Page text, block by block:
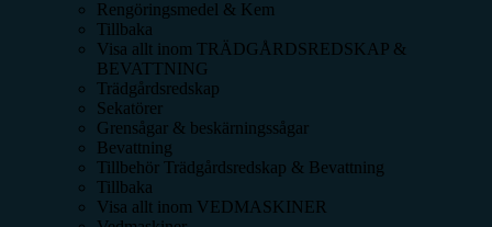
Rengöringsmedel & Kem
Tillbaka
Visa allt inom TRÄDGÅRDSREDSKAP &
BEVATTNING
Trädgårdsredskap
Sekatörer
Grensågar & beskärningssågar
Bevattning
Tillbehör Trädgårdsredskap & Bevattning
Tillbaka
Visa allt inom VEDMASKINER